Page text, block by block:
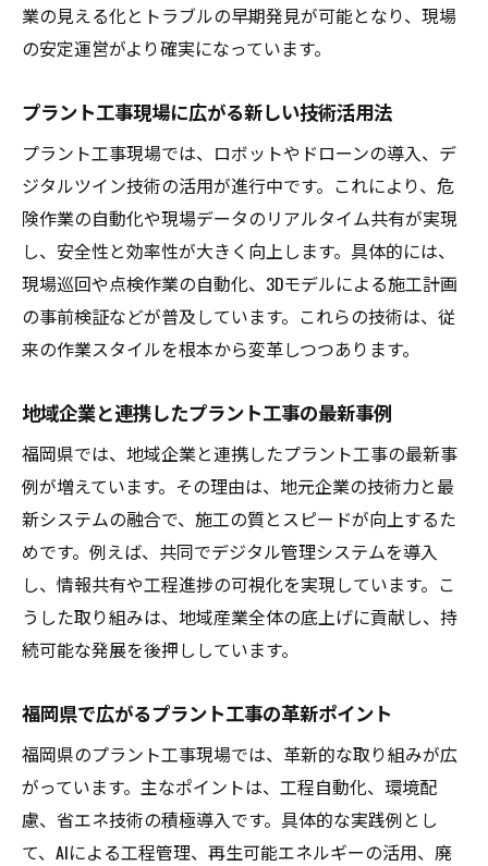
業の見える化とトラブルの早期発見が可能となり、現場
の安定運営がより確実になっています。
プラント工事現場に広がる新しい技術活用法
プラント工事現場では、ロボットやドローンの導入、デ
ジタルツイン技術の活用が進行中です。これにより、危
険作業の自動化や現場データのリアルタイム共有が実現
し、安全性と効率性が大きく向上します。具体的には、
現場巡回や点検作業の自動化、3Dモデルによる施工計画
の事前検証などが普及しています。これらの技術は、従
来の作業スタイルを根本から変革しつつあります。
地域企業と連携したプラント工事の最新事例
福岡県では、地域企業と連携したプラント工事の最新事
例が増えています。その理由は、地元企業の技術力と最
新システムの融合で、施工の質とスピードが向上するた
めです。例えば、共同でデジタル管理システムを導入
し、情報共有や工程進捗の可視化を実現しています。こ
うした取り組みは、地域産業全体の底上げに貢献し、持
続可能な発展を後押ししています。
福岡県で広がるプラント工事の革新ポイント
福岡県のプラント工事現場では、革新的な取り組みが広
がっています。主なポイントは、工程自動化、環境配
慮、省エネ技術の積極導入です。具体的な実践例とし
て、AIによる工程管理、再生可能エネルギーの活用、廃